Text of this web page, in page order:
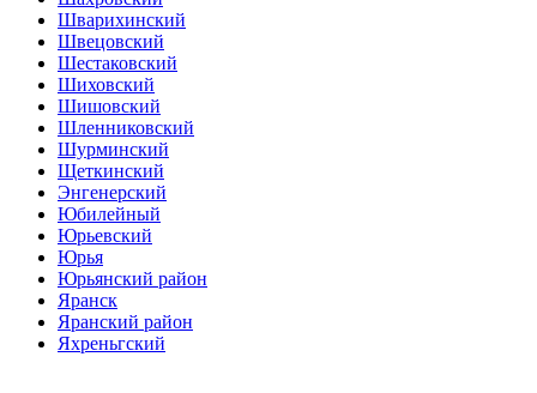
Шварихинский
Швецовский
Шестаковский
Шиховский
Шишовский
Шленниковский
Шурминский
Щеткинский
Энгенерский
Юбилейный
Юрьевский
Юрья
Юрьянский район
Яранск
Яранский район
Яхреньгский